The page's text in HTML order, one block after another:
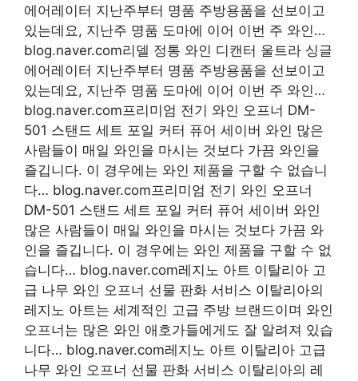
에어레이터 지난주부터 명품 주방용품을 선보이고
있는데요, 지난주 명품 도마에 이어 이번 주 와인…
blog.naver.com리델 정통 와인 디캔터 울트라 싱글
에어레이터 지난주부터 명품 주방용품을 선보이고
있는데요, 지난주 명품 도마에 이어 이번 주 와인…
blog.naver.com프리미엄 전기 와인 오프너 DM-
501 스탠드 세트 포일 커터 퓨어 세이버 와인 많은
사람들이 매일 와인을 마시는 것보다 가끔 와인을
즐깁니다. 이 경우에는 와인 제품을 구할 수 없습니
다… blog.naver.com프리미엄 전기 와인 오프너
DM-501 스탠드 세트 포일 커터 퓨어 세이버 와인
많은 사람들이 매일 와인을 마시는 것보다 가끔 와
인을 즐깁니다. 이 경우에는 와인 제품을 구할 수 없
습니다… blog.naver.com레지노 아트 이탈리아 고
급 나무 와인 오프너 선물 판화 서비스 이탈리아의
레지노 아트는 세계적인 고급 주방 브랜드이며 와인
오프너는 많은 와인 애호가들에게도 잘 알려져 있습
니다… blog.naver.com레지노 아트 이탈리아 고급
나무 와인 오프너 선물 판화 서비스 이탈리아의 레